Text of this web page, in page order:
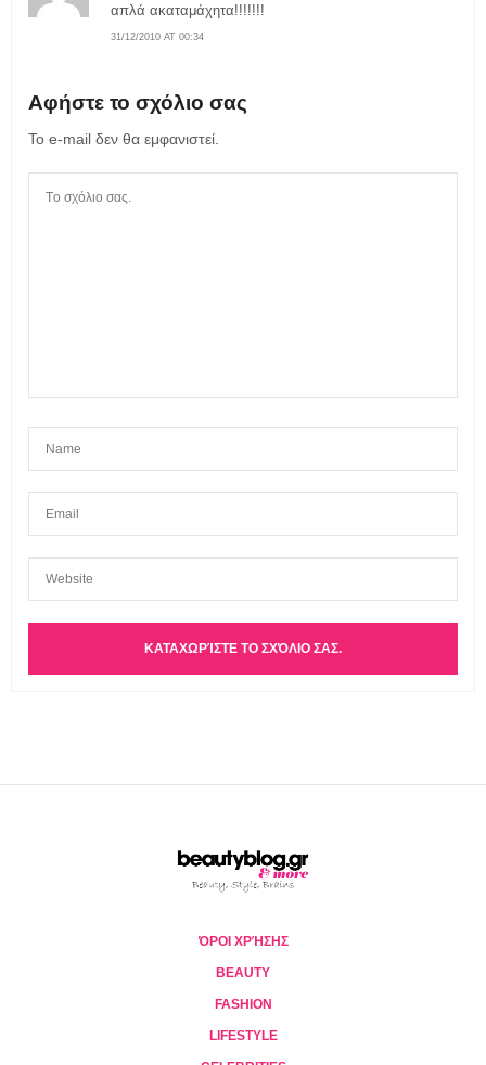
31/12/2010 AT 00:34
απλά ακαταμάχητα!!!!!!!
Αφήστε το σχόλιο σας
Το e-mail δεν θα εμφανιστεί.
ΌΡΟΙ ΧΡΉΣΗΣ
BEAUTY
FASHION
LIFESTYLE